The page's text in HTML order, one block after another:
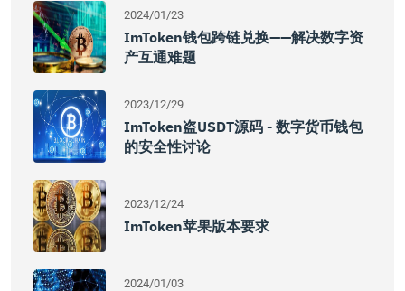
2024/01/23
ImToken钱包跨链兑换——解决数字资
产互通难题
2023/12/29
ImToken盗USDT源码 - 数字货币钱包
的安全性讨论
2023/12/24
ImToken苹果版本要求
2024/01/03